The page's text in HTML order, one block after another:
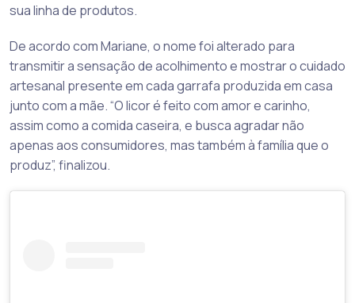
sua linha de produtos.
De acordo com Mariane, o nome foi alterado para
transmitir a sensação de acolhimento e mostrar o cuidado
artesanal presente em cada garrafa produzida em casa
junto com a mãe. “O licor é feito com amor e carinho,
assim como a comida caseira, e busca agradar não
apenas aos consumidores, mas também à família que o
produz”, finalizou.